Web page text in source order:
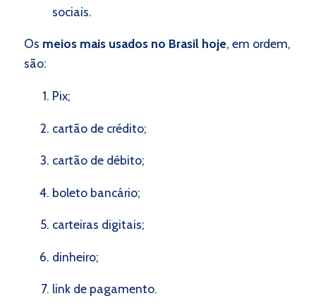
sociais.
Os meios mais usados no Brasil hoje, em ordem,
são:
Pix;
cartão de crédito;
cartão de débito;
boleto bancário;
carteiras digitais;
dinheiro;
link de pagamento.